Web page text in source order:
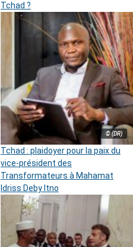
Tchad ?
© (DR)
Tchad : plaidoyer pour la paix du
vice-président des
Transformateurs à Mahamat
Idriss Deby Itno